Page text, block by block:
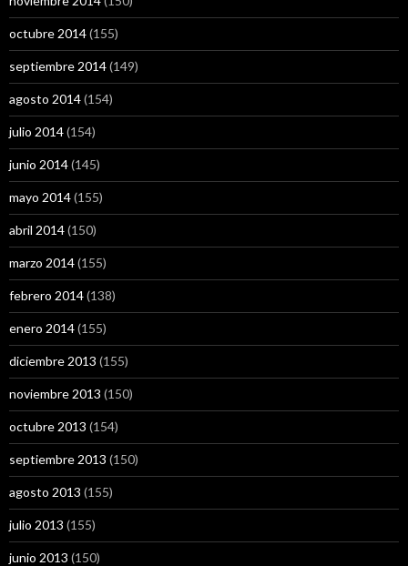
octubre 2014(155)
septiembre 2014(149)
agosto 2014(154)
julio 2014(154)
junio 2014(145)
mayo 2014(155)
abril 2014(150)
marzo 2014(155)
febrero 2014(138)
enero 2014(155)
diciembre 2013 (155)
noviembre 2013 (150)
octubre 2013 (154)
septiembre 2013 (150)
agosto 2013 (155)
julio 2013 (155)
junio 2013 (150)